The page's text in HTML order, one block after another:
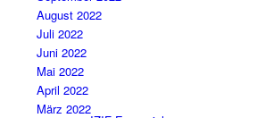
August 2022
Juli 2022
Juni 2022
Mai 2022
April 2022
März 2022